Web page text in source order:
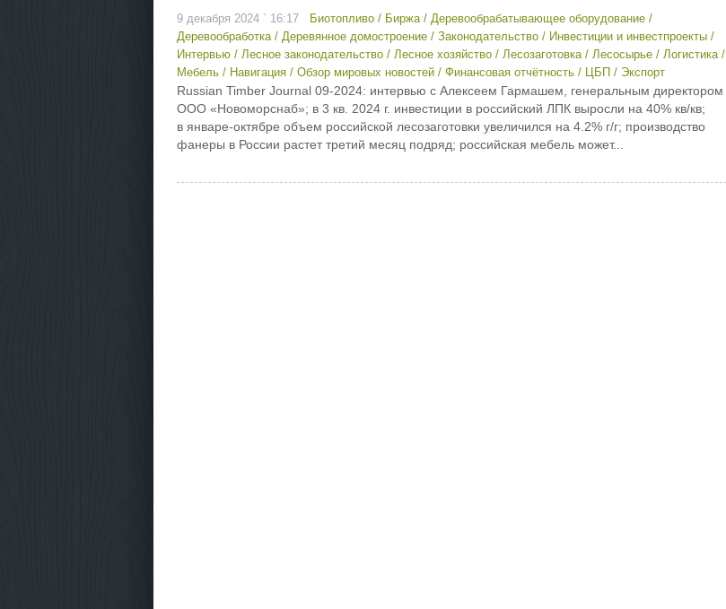
9 декабря 2024 ` 16:17 Биотопливо/ Биржа/ Деревообрабатывающее оборудование/
Деревообработка/ Деревянное домостроение/ Законодательство/ Инвестиции и инвестпроекты/
Интервью/ Лесное законодательство/ Лесное хозяйство/ Лесозаготовка/ Лесосырье/ Логистика/
Мебель/ Навигация/ Обзор мировых новостей/ Финансовая отчётность/ ЦБП / Экспорт
Russian Timber Journal 09-2024: интервью с Алексеем Гармашем, генеральным директором
ООО «Новоморснаб»; в 3 кв. 2024 г. инвестиции в российский ЛПК выросли на 40% кв/кв;
в январе-октябре объем российской лесозаготовки увеличился на 4.2% г/г; производство
фанеры в России растет третий месяц подряд; российская мебель может...